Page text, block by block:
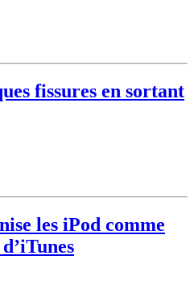
fissures en sortant
les iPod comme